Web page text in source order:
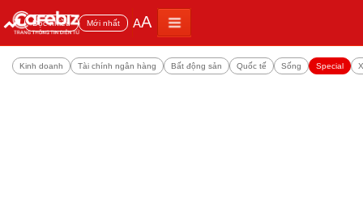
Đọc nhiều Mới nhất AA
Kinh doanh Tài chính ngân hàng Bất động sản Quốc tế Sống Special